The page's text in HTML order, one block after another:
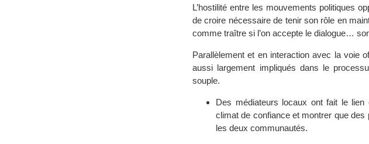
L’hostilité entre les mouvements politiques
de croire nécessaire de tenir son rôle en
comme traître si l’on accepte le dialogue…
Parallèlement et en interaction avec la voie
aussi largement impliqués dans le
souple.
Des médiateurs locaux ont fait le
climat de confiance et montrer que
les deux communautés.